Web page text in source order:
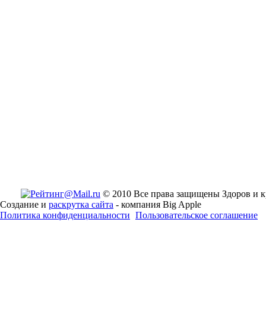
© 2010 Все права защищены Здоров и
Создание и раскрутка сайта - компания Big Apple
Политика конфиденциальности Пользовательское соглашение